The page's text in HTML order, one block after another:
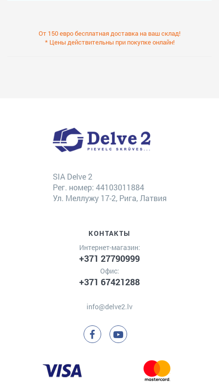
От 150 евро бесплатная доставка на ваш склад!
* Цены действительны при покупке онлайн!
SIA Delve 2
Рег. номер: 44103011884
Ул. Меллужу 17-2, Рига, Латвия
КОНТАКТЫ
Интернет-магазин:
+371 27790999
Офис:
+371 67421288
info@delve2.lv